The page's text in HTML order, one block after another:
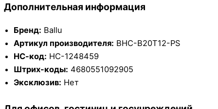
Дополнительная информация
Бренд: Ballu
Артикул производителя: BHC-B20T12-PS
НС-код: НС-1248459
Штрих-коды: 4680551092905
Эксклюзив: Нет